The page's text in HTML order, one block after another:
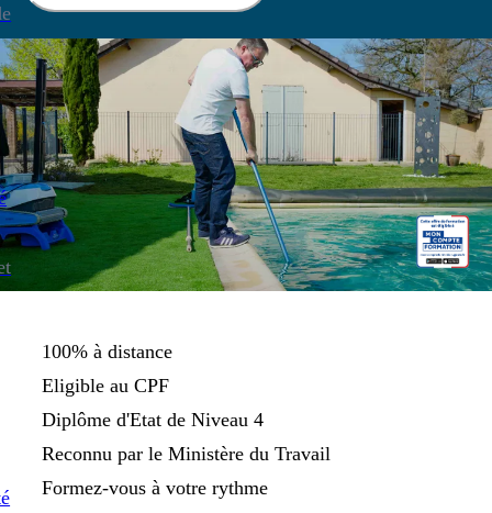
100% à distance
Eligible au CPF
Diplôme d'Etat de Niveau 4
Reconnu par le Ministère du Travail
Formez-vous à votre rythme